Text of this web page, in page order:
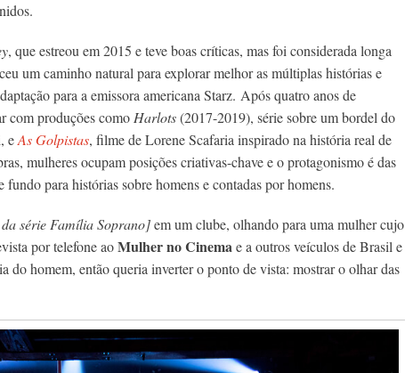
, que estreou em 2015 e teve boas críticas, mas foi considerada longa
um caminho natural para explorar melhor as múltiplas histórias e
para a emissora americana Starz. Após quatro anos de
com produções comoHarlots(2017-2019), série sobre um bordel do
eAs Golpistas, filme de Lorene Scafaria inspirado na história real de
mulheres ocupam posições criativas-chave e o protagonismo é das
para histórias sobre homens e contadas por homens.
sérieFamília Soprano]em um clube, olhando para uma mulher cujo
por telefone aoMulher no Cinemae a outros veículos de Brasil e
do homem, então queria inverter o ponto de vista: mostrar o olhar das